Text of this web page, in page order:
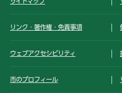
リンク・著作権・免責事項
ウェブアクセシビリティ
市のプロフィール